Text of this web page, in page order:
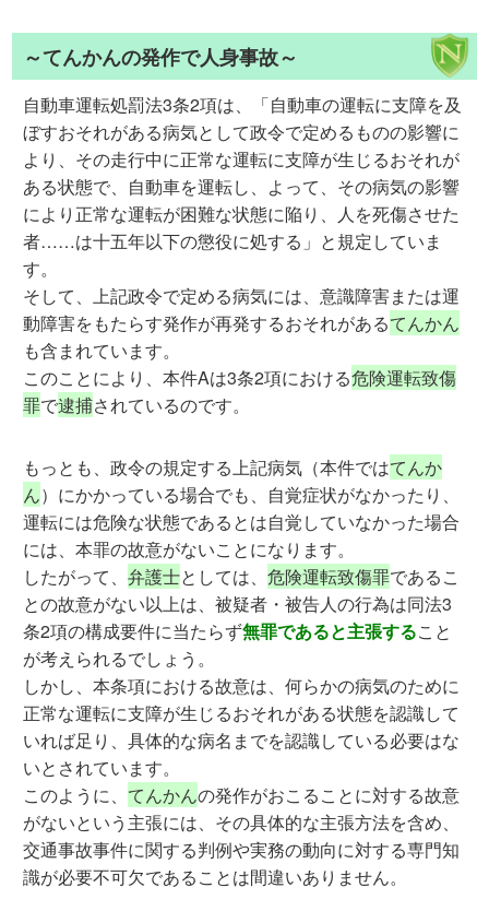
～てんかんの発作で人身事故～
自動車運転処罰法3条2項は、「自動車の運転に支障を及
ぼすおそれがある病気として政令で定めるものの影響に
より、その走行中に正常な運転に支障が生じるおそれが
ある状態で、自動車を運転し、よって、その病気の影響
により正常な運転が困難な状態に陥り、人を死傷させた
者……は十五年以下の懲役に処する」と規定していま
す。
そして、上記政令で定める病気には、意識障害または運
動障害をもたらす発作が再発するおそれがあるてんかん
も含まれています。
このことにより、本件Aは3条2項における危険運転致傷
罪で逮捕されているのです。
もっとも、政令の規定する上記病気（本件ではてんか
ん）にかかっている場合でも、自覚症状がなかったり、
運転には危険な状態であるとは自覚していなかった場合
には、本罪の故意がないことになります。
したがって、弁護士としては、危険運転致傷罪であるこ
との故意がない以上は、被疑者・被告人の行為は同法3
条2項の構成要件に当たらず無罪であると主張すること
が考えられるでしょう。
しかし、本条項における故意は、何らかの病気のために
正常な運転に支障が生じるおそれがある状態を認識して
いれば足り、具体的な病名までを認識している必要はな
いとされています。
このように、 てんかんの発作がおこることに対する故意
がないという主張には、その具体的な主張方法を含め、
交通事故事件に関する判例や実務の動向に対する専門知
識が必要不可欠であることは間違いありません。